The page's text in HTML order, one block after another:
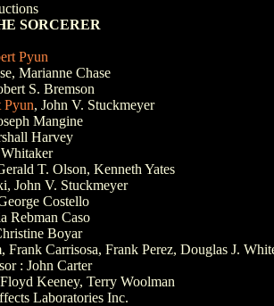
SORCERER
Pyun
Marianne Chase
S. Bremson
Pyun, John V. Stuckmeyer
Mangine
Harvey
T. Olson, Kenneth Yates
John V. Stuckmeyer
Costello
Rebman Caso
Boyar
Carrisosa, Frank Perez, Douglas J.
: John Carter
Keeney, Terry Woolman
Laboratories Inc.